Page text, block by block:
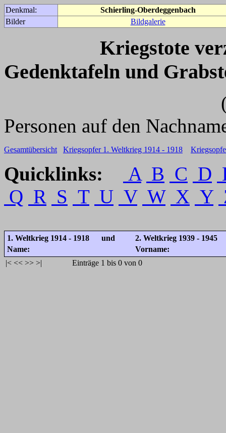
Denkmal:
Schierling-Oberdeggenbach
Bilder
Bildgalerie
Kriegstote
Gedenktafeln und
(Für weitere
Personen auf den
Gesamtübersicht Kriegsopfer 1. Weltkrieg 1914 - 1918
Quicklinks: A B C D
Q R S T U V W X Y
1. Weltkrieg 1914 - 1918 und
2. Weltkrieg 1939 - 1945
Name:
Vorname:
|< << >> >| Einträge 1 bis 0 von 0